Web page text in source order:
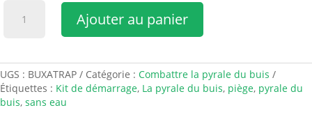
piège
sec
contre
la
Ajouter au panier
UGS : BUXATRAP Catégorie : Combattre la pyrale du buis
Étiquettes : Kit de démarrage, La pyrale du buis, piège, pyrale du
buis, sans eau